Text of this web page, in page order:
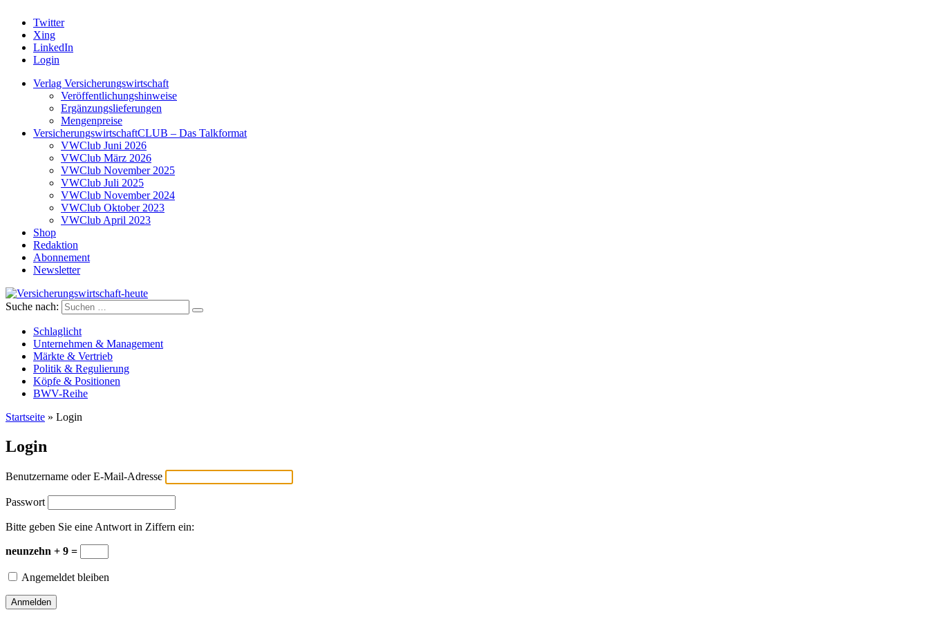
Twitter
Xing
LinkedIn
Login
Verlag Versicherungswirtschaft
Veröffentlichungshinweise
Ergänzungslieferungen
Mengenpreise
VersicherungswirtschaftCLUB – Das Talkformat
VWClub Juni 2026
VWClub März 2026
VWClub November 2025
VWClub Juli 2025
VWClub November 2024
VWClub Oktober 2023
VWClub April 2023
Shop
Redaktion
Abonnement
Newsletter
Versicherungswirtschaft-heute
Suche nach:
Schlaglicht
Unternehmen & Management
Märkte & Vertrieb
Politik & Regulierung
Köpfe & Positionen
BWV-Reihe
Startseite » Login
Login
Benutzername oder E-Mail-Adresse
Passwort
Bitte geben Sie eine Antwort in Ziffern ein:
neunzehn + 9 =
Angemeldet bleiben